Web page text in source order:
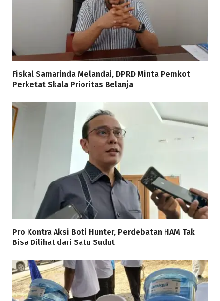
Fiskal Samarinda Melandai, DPRD Minta Pemkot
Perketat Skala Prioritas Belanja
Pro Kontra Aksi Boti Hunter, Perdebatan HAM Tak
Bisa Dilihat dari Satu Sudut